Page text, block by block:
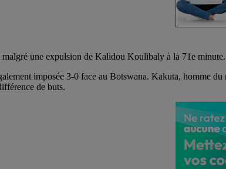
une expulsion de Kalidou Koulibaly à la 71e
imposée 3-0 face au Botswana. Kakuta, homme
de buts.